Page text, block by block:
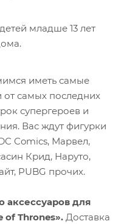
младше 13 лет
иметь самые
самых последних
супергероев и
Вас ждут фигурки
Comics, Марвел,
Крид, Наруто,
PUBG прочих.
аксессуаров для
of Thrones». Доставка